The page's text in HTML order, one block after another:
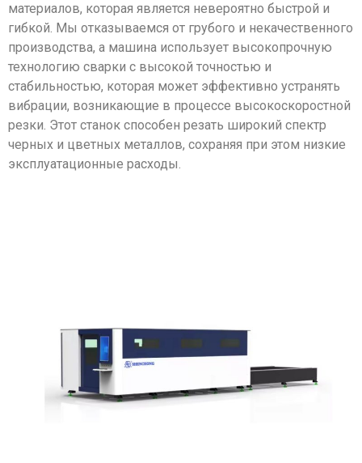
материалов, которая является невероятно быстрой и
гибкой. Мы отказываемся от грубого и некачественного
производства, а машина использует высокопрочную
технологию сварки с высокой точностью и
стабильностью, которая может эффективно устранять
вибрации, возникающие в процессе высокоскоростной
резки. Этот станок способен резать широкий спектр
черных и цветных металлов, сохраняя при этом низкие
эксплуатационные расходы.